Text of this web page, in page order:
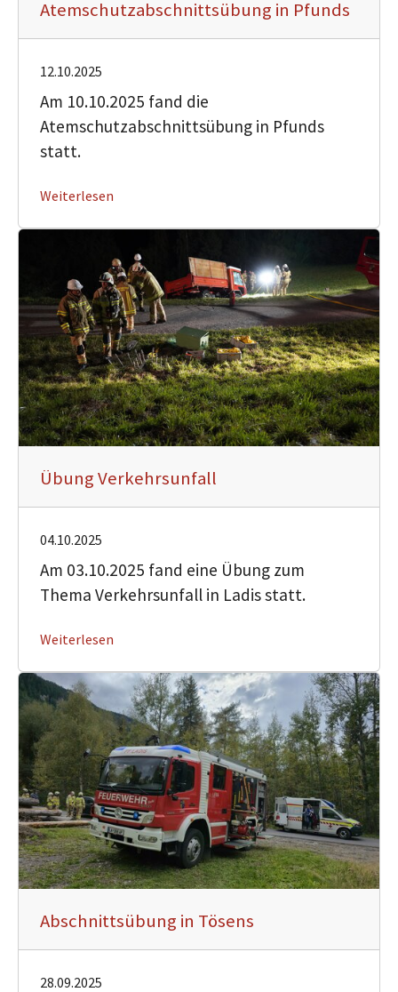
Atemschutzabschnittsübung in Pfunds
12.10.2025
Am 10.10.2025 fand die
Atemschutzabschnittsübung in Pfunds
statt.
Weiterlesen
Übung Verkehrsunfall
04.10.2025
Am 03.10.2025 fand eine Übung zum
Thema Verkehrsunfall in Ladis statt.
Weiterlesen
Abschnittsübung in Tösens
28.09.2025